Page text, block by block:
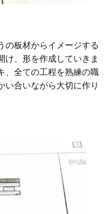
の板材からイメージする
け、形を作成していきま
、全ての工程を熟練の職
い合いながら大切に作り